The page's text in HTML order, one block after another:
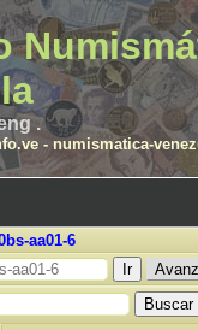
.
- numismatica-
aa01-6